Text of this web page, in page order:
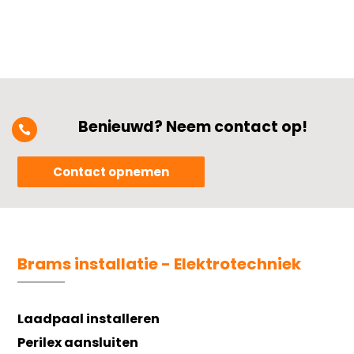
 Benieuwd? Neem contact op!
Contact opnemen
Brams installatie - Elektrotechniek
Laadpaal installeren
Perilex aansluiten